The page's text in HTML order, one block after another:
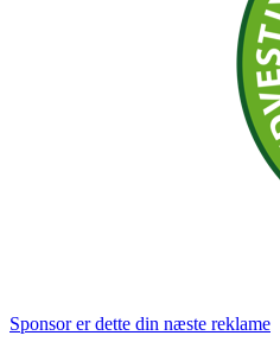
Sponsor er dette din næste reklame